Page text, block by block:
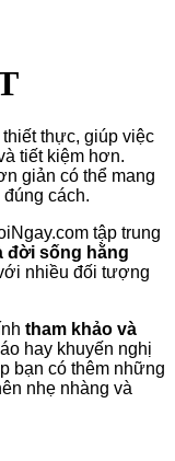
thực, giúp việc
tiết kiệm hơn.
giản có thể mang
cách.
tập trung
đời sống hằng
nhiều đối tượng
tham khảo và
hay khuyến nghị
bạn có thêm những
nhẹ nhàng và